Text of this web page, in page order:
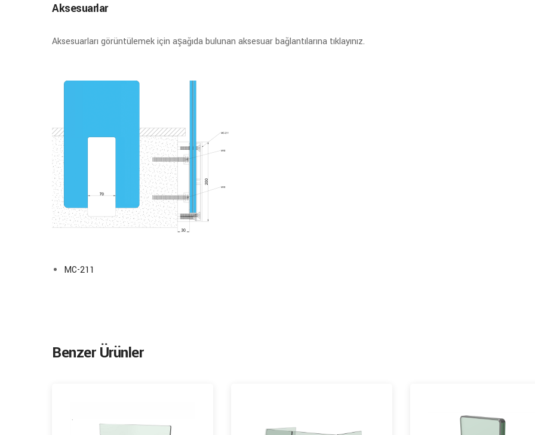
Aksesuarlar
Aksesuarları görüntülemek için aşağıda bulunan aksesuar bağlantılarına tıklayınız.
MC-211
Benzer Ürünler